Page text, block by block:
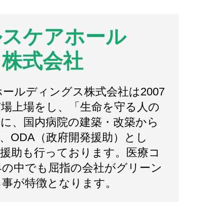
ケアホール
式会社
ルディングス株式会社は2007
上場をし、「生命を守る人の
、国内病院の建築・改築から
ODA（政府開発援助）とし
助も行っております。医療コ
中でも屈指の会社がグリーン
が特徴となります。